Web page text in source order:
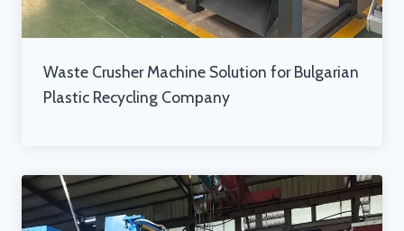
Waste Crusher Machine Solution for Bulgarian
Plastic Recycling Company